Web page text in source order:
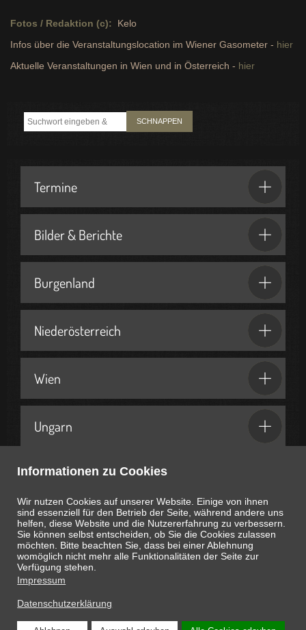
Informationen zu Cookies
Wir nutzen Cookies auf unserer Website. Einige von ihnen
sind essenziell für den Betrieb der Seite, während andere uns
helfen, diese Website und die Nutzererfahrung zu verbessern.
Sie können selbst entscheiden, ob Sie die Cookies zulassen
möchten. Bitte beachten Sie, dass bei einer Ablehnung
womöglich nicht mehr alle Funktionalitäten der Seite zur
Verfügung stehen.
Impressum
Datenschutzerklärung
Fotos / Redaktion (c):
Kelo
Infos über die Veranstaltungslocation im Wiener Gasometer - hier
Aktuelle Veranstaltungen in Wien und in Österreich - hier
SCHNAPPEN
Termine
Bilder & Berichte
Burgenland
Niederösterreich
Wien
Ungarn
Geschenkideen & Partner
Heute istAugust 9, 2026 19:47:26Uhr